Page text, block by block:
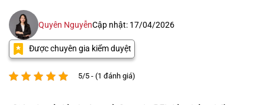
Quyên NguyễnCập nhật: 17/04/2026
Được chuyên gia kiểm duyệt
5/5 - (1 đánh giá)